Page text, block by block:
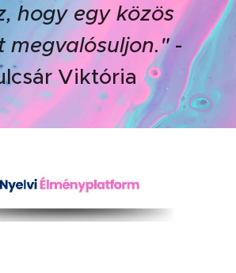
hogy egy közös
megvalósuljon."-
Viktória